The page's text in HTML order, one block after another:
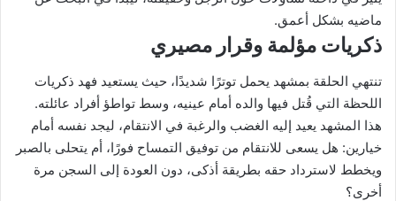
ماضيه بشكل أعمق.
ذكريات مؤلمة وقرار مصيري
تنتهي الحلقة بمشهد يحمل توترًا شديدًا، حيث يستعيد فهد ذكريات
اللحظة التي قُتل فيها والده أمام عينيه، وسط تواطؤ أفراد عائلته.
هذا المشهد يعيد إليه الغضب والرغبة في الانتقام، ليجد نفسه أمام
خيارين: هل يسعى للانتقام من توفيق التمساح فورًا، أم يتحلى بالصبر
ويخطط لاسترداد حقه بطريقة أذكى، دون العودة إلى السجن مرة
أخرى؟